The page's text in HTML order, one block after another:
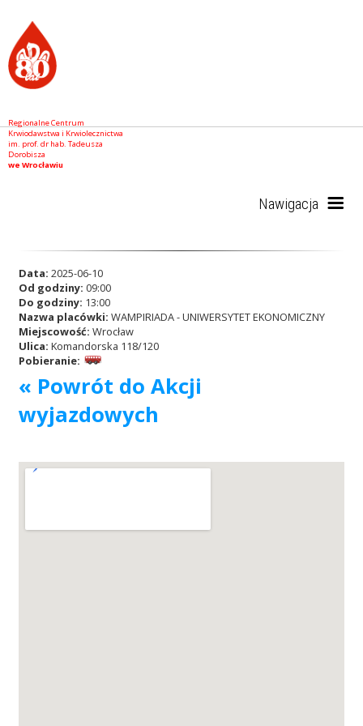
Regionalne Centrum
Krwiodawstwa i Krwiolecznictwa
im. prof. dr hab. Tadeusza
Dorobisza
we Wrocławiu
Nawigacja
RCKiK
Akcje wyjazdowe
Krwiodawcy
Szpitale
Data: 2025-06-10
Od godziny: 09:00
Do godziny: 13:00
Nazwa placówki: WAMPIRIADA - UNIWERSYTET EKONOMICZNY
Miejscowość: Wrocław
Ulica: Komandorska 118/120
Pobieranie:
« Powrót do Akcji
wyjazdowych